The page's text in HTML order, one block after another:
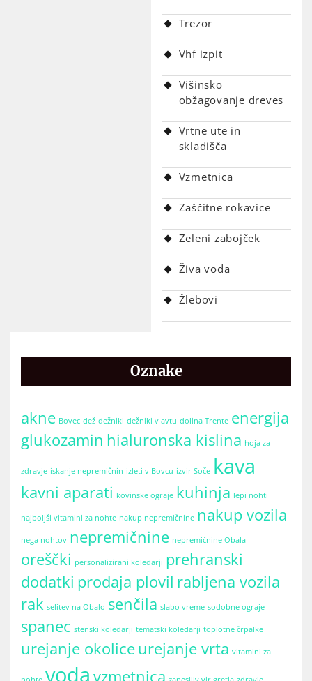
Trezor
Vhf izpit
Višinsko
obžagovanje dreves
Vrtne ute in
skladišča
Vzmetnica
Zaščitne rokavice
Zeleni zabojček
Živa voda
Žlebovi
Oznake
akne Bovec dež dežniki dežniki v avtu dolina Trente energija
glukozamin hialuronska kislina hoja za
zdravje iskanje nepremičnin izleti v Bovcu izvir Soče kava
kavni aparati kovinske ograje kuhinja lepi nohti
najboljši vitamini za nohte nakup nepremičnine nakup vozila
nega nohtov nepremičnine nepremičnine Obala
oreščki personalizirani koledarji prehranski
dodatki prodaja plovil rabljena vozila
rak selitev na Obalo senčila slabo vreme sodobne ograje
spanec stenski koledarji tematski koledarji toplotne črpalke
urejanje okoliceurejanje vrta vitamini za
voda vzmetnica